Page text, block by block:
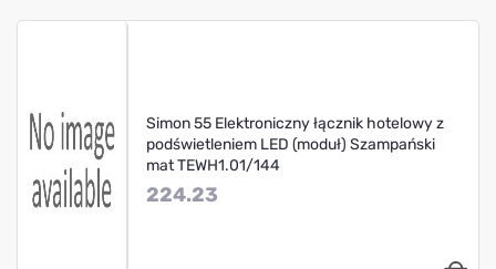
Simon 55 Elektroniczny łącznik hotelowy z
podświetleniem LED (moduł) Szampański
mat TEWH1.01/144
224.23